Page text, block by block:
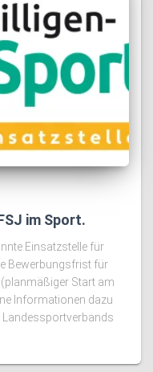
im Sport.
Einsatzstelle für
Bewerbungsfrist für
Start am
Informationen dazu
Landessportverbands